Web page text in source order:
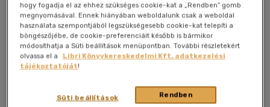
Kívánságlistához adom Megosztom
Alinea Kiadó|2013|magyar nyelvű |cérnafűzött,
hogy fogadja el az ehhez szükséges cookie-kat a „Rendben” gomb
megnyomásával. Ennek hiányában weboldalunk csak a weboldal
használata szempontjából legszükségesebb cookie-kat telepíti a
böngészőjébe, de cookie-preferenciáit később is bármikor
módosíthatja a Süti beállítások menüpontban. További részletekért
olvassa el a
Libri Könyvkereskedelmi Kft. adatkezelési
tájékoztatóját!
Rendben
Süti beállítások